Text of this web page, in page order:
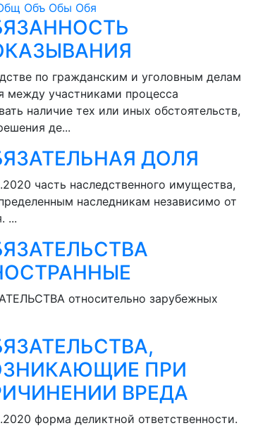
Объ Обы Обя
по гражданским и уголовным делам
между участниками процесса
наличие тех или иных обстоятельств,
де...
ДОЛЯ
часть наследственного имущества,
наследникам независимо от
...
относительно зарубежных
ПРИ
ВРЕДА
форма деликтной ответственности.